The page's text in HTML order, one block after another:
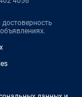
достоверность